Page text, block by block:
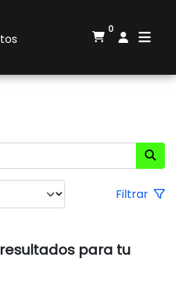
0
Filtrar
para tu